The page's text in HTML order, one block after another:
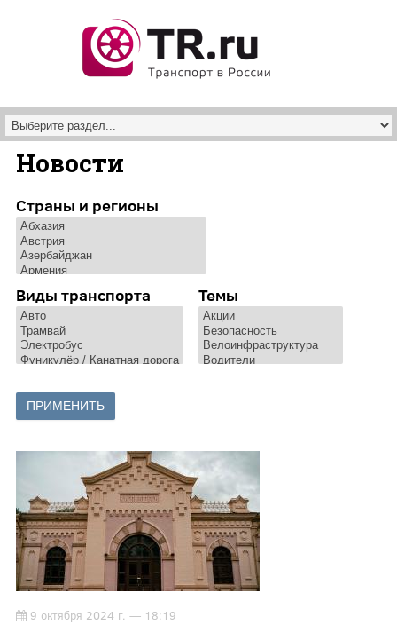
Новости
Страны и регионы
Виды транспорта Темы
9 октября 2024 г. — 18:19